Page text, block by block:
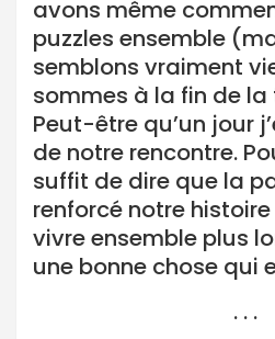
avons même
puzzles ensemble
semblons vraiment
sommes à la fin de
Peut-être qu’un jour
de notre rencontre.
suffit de dire que la
renforcé notre
vivre ensemble plus
une bonne chose qui
. . .